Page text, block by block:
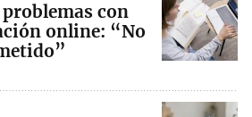
con
online: “No